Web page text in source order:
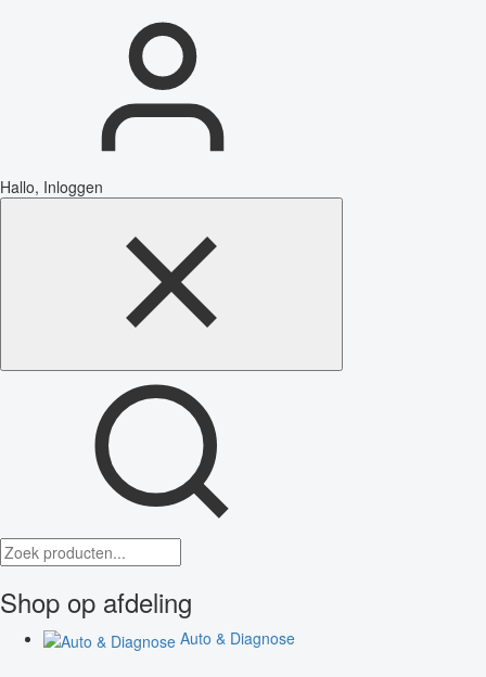
Hallo, Inloggen
Shop op afdeling
Auto & Diagnose